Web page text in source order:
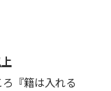
『籍は入れる